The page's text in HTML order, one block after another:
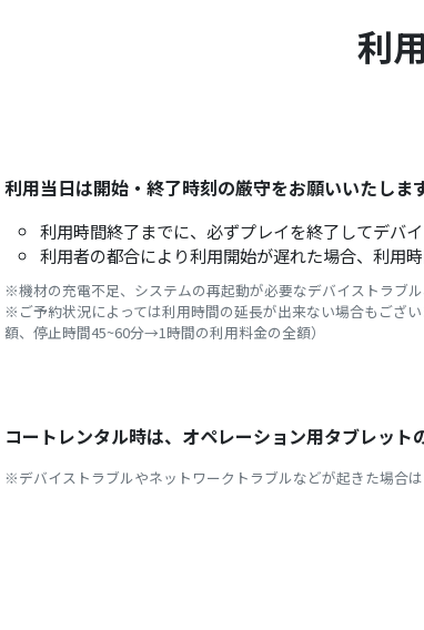
利
利用当日は開始・終了時刻の厳守をお願いいたします
利用時間終了までに、必ずプレイを終了してデバ
利用者の都合により利用開始が遅れた場合、利用
※機材の充電不足、システムの再起動が必要なデバイストラブ
※ご予約状況によっては利用時間の延長が出来ない場合もござ
額、停止時間45~60分→1時間の利用料金の全額）
コートレンタル時は、オペレーション用タブレット
※デバイストラブルやネットワークトラブルなどが起きた場合は